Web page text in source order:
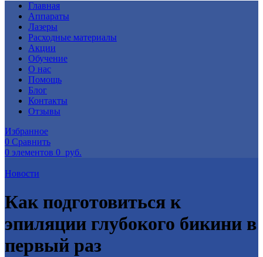
Главная
Аппараты
Лазеры
Расходные материалы
Акции
Обучение
О нас
Помощь
Блог
Контакты
Отзывы
Избранное
0 Сравнить
0 элементов 0 руб.
Новости
Как подготовиться к
эпиляции глубокого бикини в
первый раз